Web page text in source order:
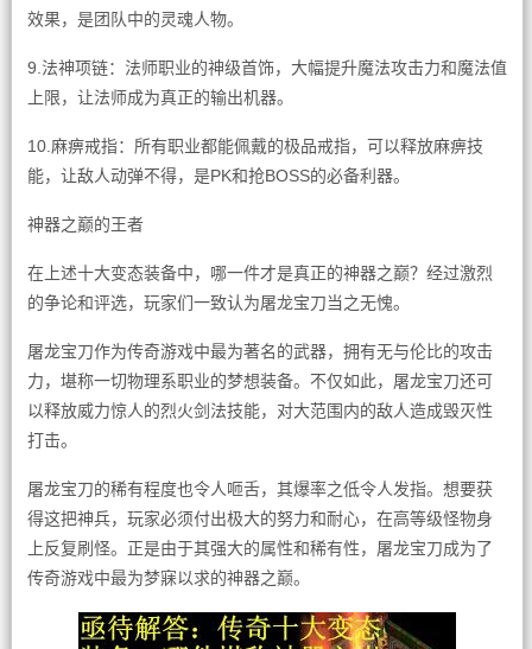
效果，是团队中的灵魂人物。
9.法神项链：法师职业的神级首饰，大幅提升魔法攻击力和魔法值
上限，让法师成为真正的输出机器。
10.麻痹戒指：所有职业都能佩戴的极品戒指，可以释放麻痹技
能，让敌人动弹不得，是PK和抢BOSS的必备利器。
神器之巅的王者
在上述十大变态装备中，哪一件才是真正的神器之巅？经过激烈
的争论和评选，玩家们一致认为屠龙宝刀当之无愧。
屠龙宝刀作为传奇游戏中最为著名的武器，拥有无与伦比的攻击
力，堪称一切物理系职业的梦想装备。不仅如此，屠龙宝刀还可
以释放威力惊人的烈火剑法技能，对大范围内的敌人造成毁灭性
打击。
屠龙宝刀的稀有程度也令人咂舌，其爆率之低令人发指。想要获
得这把神兵，玩家必须付出极大的努力和耐心，在高等级怪物身
上反复刷怪。正是由于其强大的属性和稀有性，屠龙宝刀成为了
传奇游戏中最为梦寐以求的神器之巅。